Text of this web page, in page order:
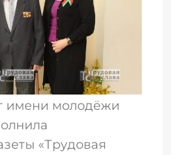
имени молодёжи
«Трудовая